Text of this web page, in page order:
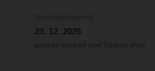
23. 12. 2025
poslední doručení před Štědrým dnem